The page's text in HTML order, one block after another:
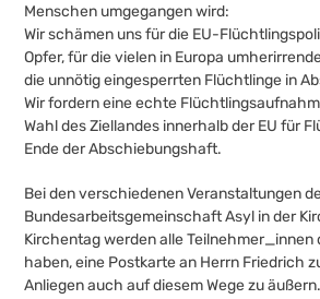
Menschen umgegangen wird:
Wir schämen uns für die EU-
Opfer, für die vielen in Europa
die unnötig eingesperrten Flüchtlinge in
Wir fordern eine echte
Wahl des Ziellandes innerhalb der EU für
Ende der Abschiebungshaft.
Bei den verschiedenen Veranstaltungen
Bundesarbeitsgemeinschaft Asyl in der
Kirchentag werden alle Teilnehmer_innen
haben, eine Postkarte an Herrn Friedrich
Anliegen auch auf diesem Wege zu äußern.